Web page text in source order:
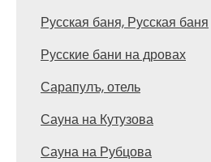
Русская баня, Русская баня
Русские бани на дровах
Сарапулъ, отель
Сауна на Кутузова
Сауна на Рубцова